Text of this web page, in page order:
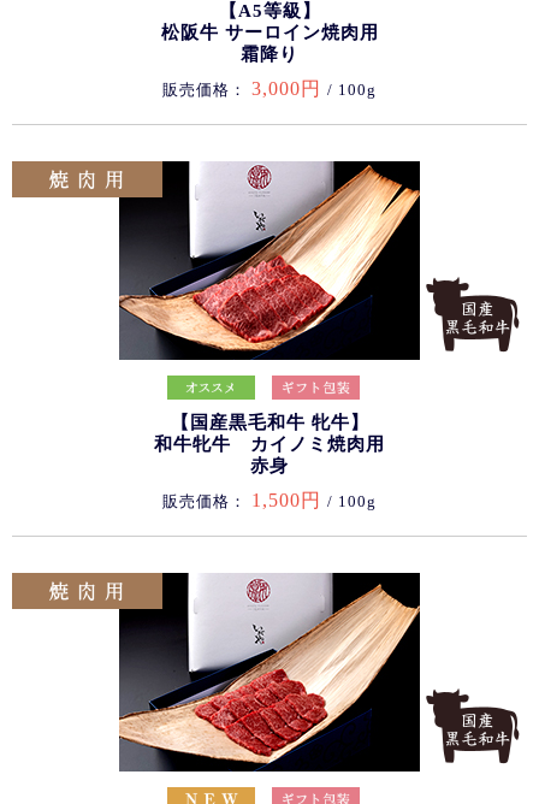
【A5等級】
松阪牛 サーロイン焼肉用
霜降り
販売価格： 3,000円 / 100g
【国産黒毛和牛 牝牛】
和牛牝牛 カイノミ焼肉用
赤身
販売価格： 1,500円 / 100g